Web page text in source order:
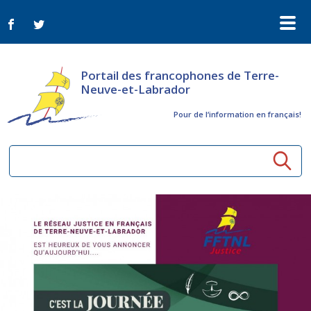
Portail des francophones de Terre-
Neuve-et-Labrador
Pour de l‘information en français!
Aînés
Activités à distance
ConnectAînés
Arts et culture
Appels d'offres du secteur culturel
Plan de Développement Global
Organismes
Nouvelles
Bulletin Le FrancoTNL